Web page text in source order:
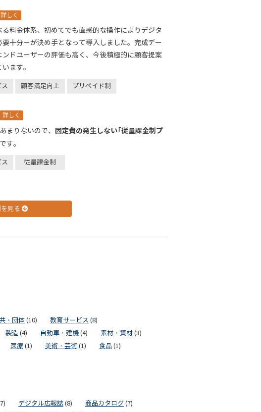
詳しく
料金体系、初めてでも直感的な操作によりデジタ
十分－が決め手となって導入しました。完成デー
ドユーザーの評価も高く、今後積極的に顧客提案
ます。
顧客満足向上 プリペイド制
詳しく
まりないので、 固定費の発生しない「従量課金制プ
す。
従量課金制
見る
・団体 (10) 教育サービス (8)
製造 (4) 自動車・建機 (4) 素材・資材 (3)
医療 (1) 美術・芸術 (1) 食品 (1)
デジタル広報誌 (8) 商品カタログ (7)